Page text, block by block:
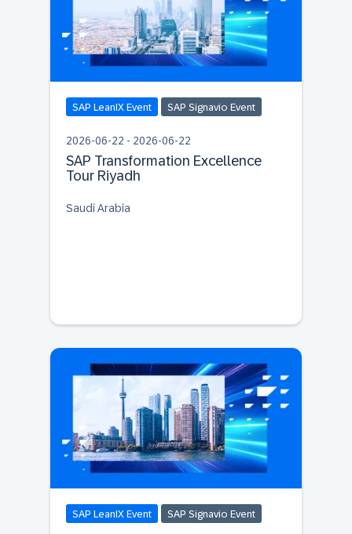
SAP LeanIX Event SAP Signavio Event
2026-06-22 - 2026-06-22
SAP Transformation Excellence
Tour Riyadh
Saudi Arabia
SAP LeanIX Event SAP Signavio Event